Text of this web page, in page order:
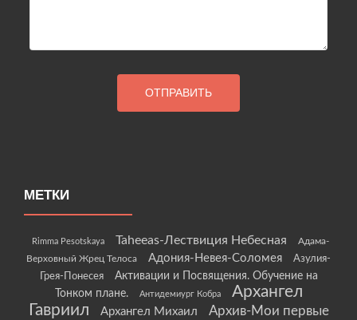
МЕТКИ
Rimma Pesotskaya Taheeas-Лествиция Небесная
Адама-
Верховный Жрец Телоса
Адония-Невея-Соломея
Азулия-
Грея-Понесея
Активации и Посвящения. Обучение на
Тонком плане.
Антидемиург Кобра
Архангел
Гавриил
Архангел Михаил
Архив-Мои первые